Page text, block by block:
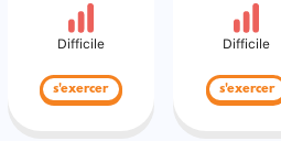
Difficile
s'exercer
Difficile
s'exercer